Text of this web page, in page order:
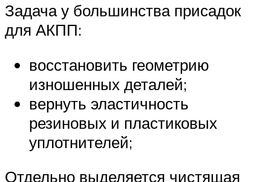
Задача у большинства присадок
для АКПП:
восстановить геометрию
изношенных деталей;
вернуть эластичность
резиновых и пластиковых
уплотнителей;
Отдельно выделяется чистящая